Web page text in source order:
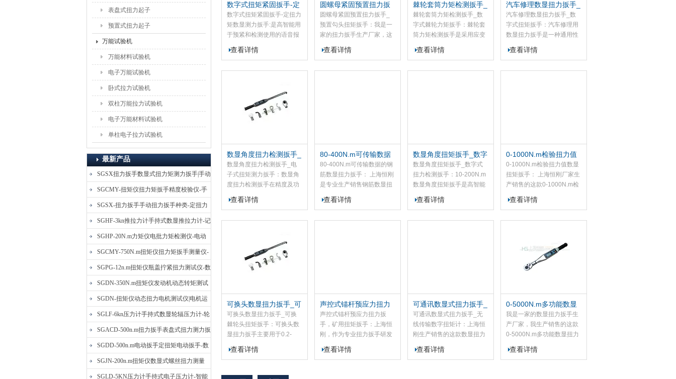
表盘式扭力起子
预置式扭力起子
万能试验机
万能材料试验机
电子万能试验机
卧式拉力试验机
双柱万能拉力试验机
电子万能材料试验机
单柱电子拉力试验机
最新产品
SGSX扭力扳手数显式扭力矩测力扳手|手动
定扭矩检测扳手
SGCMY-扭矩仪扭力矩扳手精度校验仪-手
动扳子扭矩校准仪
SGSX-扭力扳手手动扭力扳手种类-定扭力
矩检测扳手价格
SGHF-3kn推拉力计手持式数显推拉力计-记
忆数据拉压力测力计
SGHP-20N.m力矩仪电批力矩检测仪-电动
螺丝批扭力矩测试仪
SGCMY-750N.m扭矩仪扭力矩扳手测量仪-
校准扳手扭力精度测试仪
SGPG-12n.m扭矩仪瓶盖拧紧扭力测试仪-数
显式瓶盖扭力矩仪
SGDN-350N.m扭矩仪发动机动态转矩测试
仪-动态电机扭矩测量仪
SGDN-扭矩仪动态扭力电机测试仪|电机运
转摩擦力扭矩仪
SGLF-6kn压力计手持式数显轮辐压力计-轮
辐称重压力测力计
SGACD-500n.m扭力扳手表盘式扭力测力扳
手-表盘扭力矩检测扳手
SGDD-500n.m电动扳手定扭矩电动扳手-数
显式电动定扭力矩扳手
SGJN-200n.m扭矩仪数显式螺丝扭力测量
仪-螺栓扭力矩测试仪
SGLD-5KN压力计手持式电子压力计-智能
精确装配和控制，是保证和
提高产品质量的工具。
数字式扭矩紧固扳手-定
扭力矩数显测力扳手
数字式扭矩紧固扳手-定扭力
矩数显测力扳手:是高智能用
于预紧和检测使用的语音报
警式、三色变光液晶屏
（黄、绿、红）实现报警功
（N.m,1bf.ft,1bf.in），三种
工作模式(峰值、跟踪、预
置)，使用普通的5号、7号电
查看详情
圆螺母紧固预置扭力扳
手_预置勾头扭矩扳手
圆螺母紧固预置扭力扳手_
预置勾头扭矩扳手：我是一
家的扭力扳手生产厂家，这
款0-2500N.m圆螺母紧固月
牙形预置扭力扳手具有扭力
查看详情
棘轮套筒力矩检测扳手_
数字式棘轮力矩扳手
棘轮套筒力矩检测扳手_数
字式棘轮力矩扳手：棘轮套
筒力矩检测扳手是采用应变
测量原理和集成电路数字化
处理的扭矩测量工具，扭矩
查看详情
汽车修理数显扭力扳手_
数字式扭矩扳手
汽车修理数显扭力扳手_数
字式扭矩扳手：汽车修理用
数显扭力扳手是一种通用性
较强的产品，可以通过改扩
展装配其它夹具以完成多试
速率应变等闭环控制，可以
进行材料或产品的工艺合格
验证试验。
查看详情
数显角度扭力检测扳手_
电子式扭矩测力扳手
数显角度扭力检测扳手_电
子式扭矩测力扳手：数显角
度扭力检测扳手在精度及功
能的需求而设计生产的，该
产品采用应变测量原理和集
开口棘轮头、梅花头、管钳
头、活动扳手头、勾型头、
内六方/外六方头。
查看详情
80-400N.m可传输数据
的钢筋数显扭力扳手
80-400N.m可传输数据的钢
筋数显扭力扳手： 上海恒刚
是专业生产销售钢筋数显扭
力扳手的厂家，我司的
SGGQ钢筋数显扭力扳手又
工监理人员对紧固扭矩的检
验。
查看详情
数显角度扭矩扳手_数字
式扭力检测扳手
数显角度扭矩扳手_数字式
扭力检测扳手：10-200N.m
数显角度扭矩扳手是高智能
用于预紧和检测使用的语音
报警式、三色变光液晶屏
查看详情
0-1000N.m检验扭力值
数显扭矩扳手
0-1000N.m检验扭力值数显
扭矩扳手： 上海恒刚厂家生
产销售的这款0-1000N.m检
验用数显扭矩扳手主要用于
螺栓等紧固件的紧固检测及
点，适用于汽车、摩托车、
机械制造等行业。
查看详情
可换头数显扭力扳手_可
换棘轮头扭矩扳手
可换头数显扭力扳手_可换
棘轮头扭矩扳手：可换头数
显扭力扳手主要用于0.2-
4N.m力矩范围以内的螺栓紧
固检测及控制，另外我生产
他规格可供客户选择，欢迎
查看详情
声控式锚杆预应力扭力
扳手，矿用扭矩扳手
声控式锚杆预应力扭力扳
手，矿用扭矩扳手：上海恒
刚，作为专业扭力扳手研发
制造商，匠心打造声控式锚
杆预应力扭力扳手。这款矿
查看详情
可通讯数显式扭力扳手_
无线传输数字扭矩计
可通讯数显式扭力扳手_无
线传输数字扭矩计：上海恒
刚生产销售的这款数显扭力
扳手多种操作功能，包含扭
力设定；单位设定；模式设
查看详情
0-5000N.m多功能数显
扭力扳手
我是一家的数显扭力扳手生
产厂家，我生产销售的这款
0-5000N.m多功能数显扭力
扳手运用科学的测量方法，
采用的微电子、精密的加工
查看详情